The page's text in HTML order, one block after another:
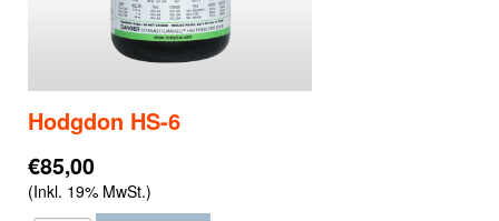
Hodgdon HS-6
€85,00
(Inkl. 19% MwSt.)